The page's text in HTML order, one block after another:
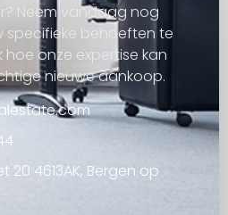
Neem vandaag nog
behoeften te
hoe onze expertise kan
nieuwe aankoop.
20 4613AK, Bergen op